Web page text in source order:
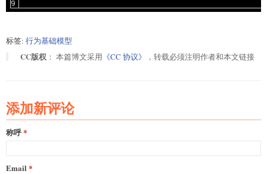
标签: 行为基础模型
CC版权： 本篇博文采用 《CC 协议》 ，转载必须注明作者和本文链接
添加新评论
称呼
Email